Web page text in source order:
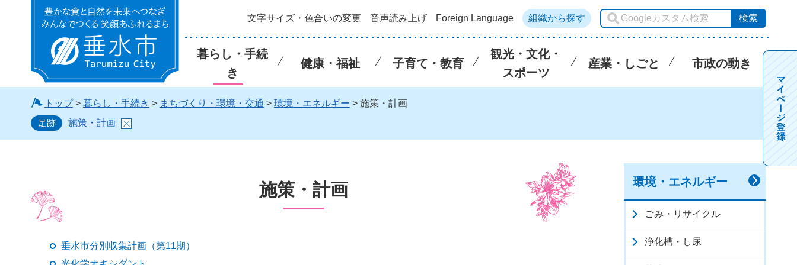
垂水市 文字サイズ・色合いの変更 音声読み上げ Foreign Language 組織から探す
暮らし・手続
き
健康・福祉 子育て・教育
観光・文化・
スポーツ
産業・しごと 市政の動き
トップ> 暮らし・手続き > まちづくり・環境・交通 > 環境・エネルギー > 施策・計画
足跡
施策・計画
施策・計画
垂水市分別収集計画（第11期）
環境・エネルギー
ごみ・リサイクル
浄化槽・し尿